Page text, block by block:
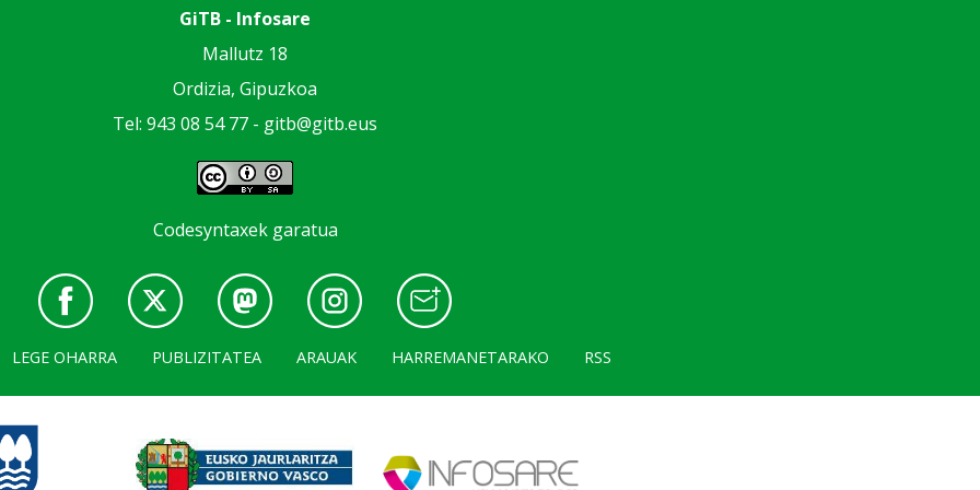
GiTB - Infosare
Mallutz 18
Ordizia, Gipuzkoa
Tel: 943 08 54 77 - gitb@gitb.eus
Codesyntaxek garatua
LEGE OHARRA PUBLIZITATEA ARAUAK HARREMANETARAKO RSS